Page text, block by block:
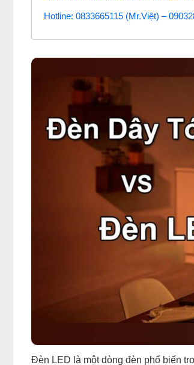
Hotline: 0833665115 (Mr.Việt) –
Đèn LED là một dòng đèn phổ biến